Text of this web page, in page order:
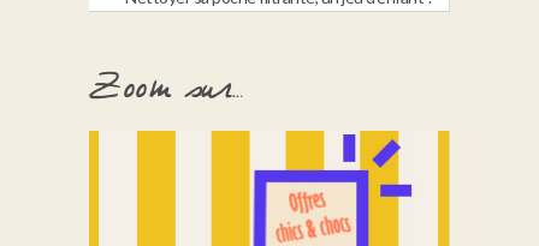
Zoom sur…